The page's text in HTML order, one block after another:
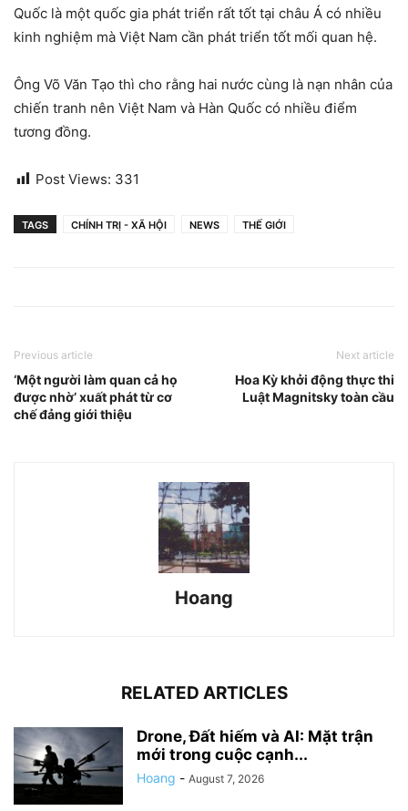
Quốc là một quốc gia phát triển rất tốt tại châu Á có nhiều
kinh nghiệm mà Việt Nam cần phát triển tốt mối quan hệ.
Ông Võ Văn Tạo thì cho rằng hai nước cùng là nạn nhân của
chiến tranh nên Việt Nam và Hàn Quốc có nhiều điểm
tương đồng.
Post Views: 331
TAGS CHÍNH TRỊ - XÃ HỘI NEWS THẾ GIỚI
Previous article
‘Một người làm quan cả họ
được nhờ’ xuất phát từ cơ
chế đảng giới thiệu
Next article
Hoa Kỳ khởi động thực thi
Luật Magnitsky toàn cầu
Hoang
RELATED ARTICLES
Drone, Đất hiếm và AI: Mặt trận
mới trong cuộc cạnh...
Hoang - August 7, 2026